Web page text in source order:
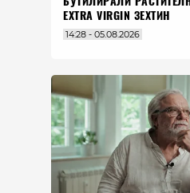
EXTRA VIRGIN ЗЕХТИН
14:28 - 05.08.2026